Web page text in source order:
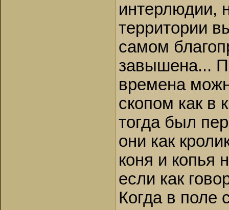
интерлюдии,
территории
самом
завышена...
времена
скопом как в
тогда был
они как
коня и копья
если как
Когда в поле